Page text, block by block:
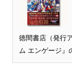
徳間書店（発行
ム エンゲージ』